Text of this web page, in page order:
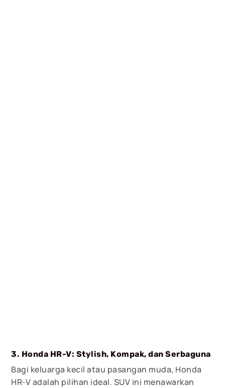
3. Honda HR-V: Stylish, Kompak, dan Serbaguna
Bagi keluarga kecil atau pasangan muda, Honda
HR-V adalah pilihan ideal. SUV ini menawarkan